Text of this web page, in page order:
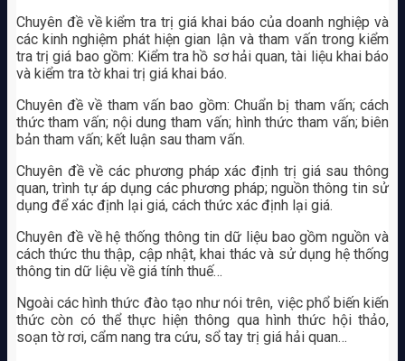
Chuyên đề về kiểm tra trị giá khai báo của doanh nghiệp và
các kinh nghiệm phát hiện gian lận và tham vấn trong kiểm
tra trị giá bao gồm: Kiểm tra hồ sơ hải quan, tài liệu khai báo
và kiểm tra tờ khai trị giá khai báo.
Chuyên đề về tham vấn bao gồm: Chuẩn bị tham vấn; cách
thức tham vấn; nội dung tham vấn; hình thức tham vấn; biên
bản tham vấn; kết luận sau tham vấn.
Chuyên đề về các phương pháp xác định trị giá sau thông
quan, trình tự áp dụng các phương pháp; nguồn thông tin sử
dụng để xác định lại giá, cách thức xác định lại giá.
Chuyên đề về hệ thống thông tin dữ liệu bao gồm nguồn và
cách thức thu thập, cập nhật, khai thác và sử dụng hệ thống
thông tin dữ liệu về giá tính thuế…
Ngoài các hình thức đào tạo như nói trên, việc phổ biến kiến
thức còn có thể thực hiện thông qua hình thức hội thảo,
soạn tờ rơi, cẩm nang tra cứu, sổ tay trị giá hải quan…